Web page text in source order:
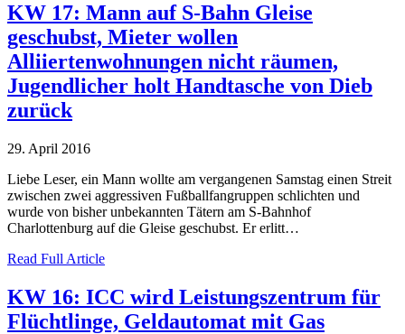
KW 17: Mann auf S-Bahn Gleise
geschubst, Mieter wollen
Alliiertenwohnungen nicht räumen,
Jugendlicher holt Handtasche von Dieb
zurück
29. April 2016
Liebe Leser, ein Mann wollte am vergangenen Samstag einen Streit
zwischen zwei aggressiven Fußballfangruppen schlichten und
wurde von bisher unbekannten Tätern am S-Bahnhof
Charlottenburg auf die Gleise geschubst. Er erlitt…
Read Full Article
KW 16: ICC wird Leistungszentrum für
Flüchtlinge, Geldautomat mit Gas